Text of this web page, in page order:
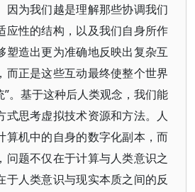
因为我们越是理解那些协调我们
应性的结构，以及我们自身所作
塑造出更为准确地反映出复杂互
而正是这些互动最终使整个世界
。基于这种后人类观念，我们能
式思考虚拟技术资源和方法。人
算机中的自身的数字化副本，而
问题不仅在于计算与人类意识之
于人类意识与现实本质之间的反